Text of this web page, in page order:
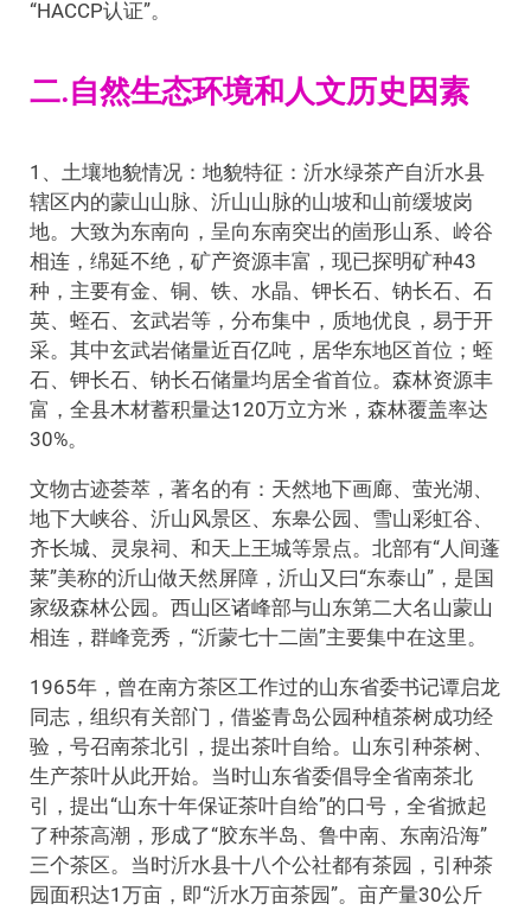
“HACCP认证”。
二.自然生态环境和人文历史因素
1、土壤地貌情况：地貌特征：沂水绿茶产自沂水县
辖区内的蒙山山脉、沂山山脉的山坡和山前缓坡岗
地。大致为东南向，呈向东南突出的崮形山系、岭谷
相连，绵延不绝，矿产资源丰富，现已探明矿种43
种，主要有金、铜、铁、水晶、钾长石、钠长石、石
英、蛭石、玄武岩等，分布集中，质地优良，易于开
采。其中玄武岩储量近百亿吨，居华东地区首位；蛭
石、钾长石、钠长石储量均居全省首位。森林资源丰
富，全县木材蓄积量达120万立方米，森林覆盖率达
30%。
文物古迹荟萃，著名的有：天然地下画廊、萤光湖、
地下大峡谷、沂山风景区、东皋公园、雪山彩虹谷、
齐长城、灵泉祠、和天上王城等景点。北部有“人间蓬
莱”美称的沂山做天然屏障，沂山又曰“东泰山”，是国
家级森林公园。西山区诸峰部与山东第二大名山蒙山
相连，群峰竞秀，“沂蒙七十二崮”主要集中在这里。
1965年，曾在南方茶区工作过的山东省委书记谭启龙
同志，组织有关部门，借鉴青岛公园种植茶树成功经
验，号召南茶北引，提出茶叶自给。山东引种茶树、
生产茶叶从此开始。当时山东省委倡导全省南茶北
引，提出“山东十年保证茶叶自给”的口号，全省掀起
了种茶高潮，形成了“胶东半岛、鲁中南、东南沿海”
三个茶区。当时沂水县十八个公社都有茶园，引种茶
园面积达1万亩，即“沂水万亩茶园”。亩产量30公斤